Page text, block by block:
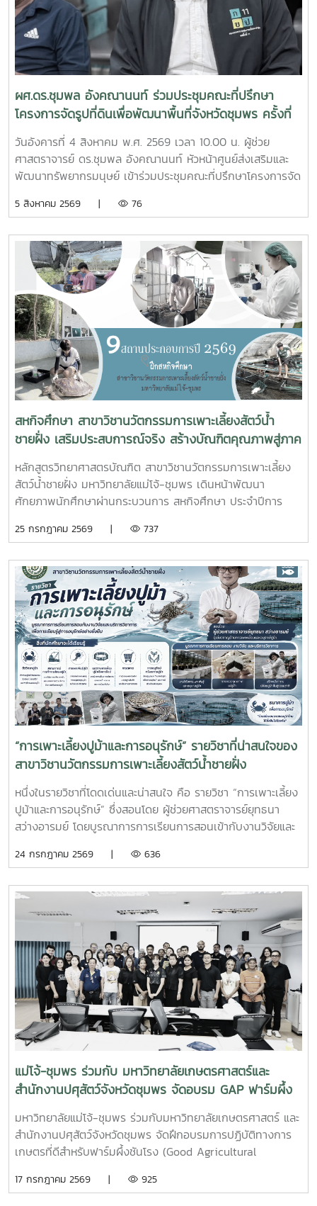
ผศ.ดร.ชุมพล อังคณานนท์ ร่วมประชุมคณะที่ปรึกษา
โครงการจัดรูปที่ดินเพื่อพัฒนาพื้นที่จังหวัดชุมพร ครั้งที่
2/2569
วันอังคารที่ 4 สิงหาคม พ.ศ. 2569 เวลา 10.00 น. ผู้ช่วย
ศาสตราจารย์ ดร.ชุมพล อังคณานนท์ หัวหน้าศูนย์ส่งเสริมและ
พัฒนาทรัพยากรมนุษย์ เข้าร่วมประชุมคณะที่ปรึกษาโครงการจัด
รวม สาย ก3 และ ก4ในเขตผังเมืองรวมชุมชนปากน้ำหลังสวน
ศาลากลางจังหวัดชุมพร โดยมีนายจักรพงศ์ นิลไพรัช ธนารักษ์
พื้นที่ชุมพร เป็นประธานในการประชุมในการนี้ นายอุดม จิตตวงค์
โยธาธิการและผังเมืองจังหวัดชุมพร พร้อมด้วยคณะที่ปรึกษา
โครงการจัดรูปที่ดินเพื่อพัฒนาพื้นที่ส่วนจังหวัดชุมพร บริเวณ
ถนนผังเมืองรวม สาย ก3 และก4 ในเขตผังเมืองรวมชุมชน
ปากน้ำหลังสวน เข้าร่วมการประชุมฯ ดังกล่าว เพื่อพิจารณาขอ
ความเห็นชอบค่าชดเชยต้นไม้และพืชผล และค่าชดเชยอาคารและ
สิ่งปลูกสร้างจากกองทุนจัดรูปที่ดินเพื่อพัฒนาพื้นที่มติที่ประชุม
รับทราบรายละเอียดราคาและเห็นควรให้เสนอคณะกรรมการ
จังหวัดขอรับเงินอุดหนุนจากกกองทุนจัดรูปเพื่อพัฒนาพื้นที่
5 สิงหาคม 2569 | 76
สหกิจศึกษา สาขาวิชานวัตกรรมการเพาะเลี้ยงสัตว์น้ำ
ชายฝั่ง เสริมประสบการณ์จริง สร้างบัณฑิตคุณภาพสู่ภาค
อุตสาหกรรมการผลิตสัตว์น้ำ
หลักสูตรวิทยาศาสตรบัณฑิต สาขาวิชานวัตกรรมการเพาะเลี้ยง
สัตว์น้ำชายฝั่ง มหาวิทยาลัยแม่โจ้-ชุมพร เดินหน้าพัฒนา
ศักยภาพนักศึกษาผ่านกระบวนการ สหกิจศึกษา ประจำปีการ
การและหน่วยงานภาคีเครือข่ายเป็นระยะเวลา 4 เดือน เพื่อให้
ความรู้จากห้องเรียนไปประยุกต์ใช้ในการทำงานจริงทั้งนี้ สหกิจ
ศึกษาเป็นส่วนสำคัญของการจัดการเรียนการสอน ที่มุ่งเน้นการ
ผลิตบัณฑิตให้มีความพร้อมทั้งด้านวิชาการและวิชาชีพ นักศึกษา
จะได้ฝึกทักษะการทำงานในสภาพแวดล้อมจริง เรียนรู้การแก้ไข
ปัญหาเฉพาะหน้า อดทน สู้งาน ซื่อสัตย์ มีสัมมาคารวะ ทำงาน
ร่วมกับผู้อื่นได้ และการปรับตัวให้เข้ากับองค์กร ตลอดจนพัฒนา
ทักษะวิชาชีพด้านการเพาะเลี้ยงสัตว์น้ำชายฝั่ง ให้สอดคล้องกับ
ความต้องการของภาคอุตสาหกรรมการผลิตสัตว์น้ำและอื่นๆที่
เกี่ยวข้อง
25 กรกฎาคม 2569 | 737
“การเพาะเลี้ยงปูม้าและการอนุรักษ์” รายวิชาที่น่าสนใจของ
สาขาวิชานวัตกรรมการเพาะเลี้ยงสัตว์น้ำชายฝั่ง
หนึ่งในรายวิชาที่โดดเด่นและน่าสนใจ คือ รายวิชา “การเพาะเลี้ยง
ปูม้าและการอนุรักษ์” ซึ่งสอนโดย ผู้ช่วยศาสตราจารย์ยุทธนา
สว่างอารมย์ โดยบูรณาการการเรียนการสอนเข้ากับงานวิจัยและ
และภาคปฏิบัติ ตั้งแต่ชีววิทยาและวงจรชีวิตของปูม้า การเพาะ
และการฟื้นฟูทรัพยากรปูม้าในพื้นที่ชายฝั่งนักศึกษาจะได้ลงพื้นที่
ปฏิบัติงานจริง ร่วมศึกษาวิจัยและทำกิจกรรมบริการวิชาการกับ
ชุมชน ภาคีเครือข่าย และหน่วยงานที่เกี่ยวข้อง เพื่อแลกเปลี่ยน
องค์ความรู้และร่วมกันพัฒนาแนวทางการอนุรักษ์ทรัพยากรทาง
ทะเล อันเป็นการสร้างประสบการณ์การเรียนรู้จากสถานการณ์
จริง พร้อมปลูกฝังความรับผิดชอบต่อสังคมและสิ่งแวดล้อม
24 กรกฎาคม 2569 | 636
แม่โจ้-ชุมพร ร่วมกับ มหาวิทยาลัยเกษตรศาสตร์และ
สำนักงานปศุสัตว์จังหวัดชุมพร จัดอบรม GAP ฟาร์มผึ้ง
ชันโรง ยกระดับมาตรฐานการเลี้ยงสู่การพัฒนาเศรษฐกิจ
ชุมชนอย่างยั่งยืน
มหาวิทยาลัยแม่โจ้-ชุมพร ร่วมกับมหาวิทยาลัยเกษตรศาสตร์ และ
สำนักงานปศุสัตว์จังหวัดชุมพร จัดฝึกอบรมการปฏิบัติทางการ
เกษตรที่ดีสำหรับฟาร์มผึ้งชันโรง (Good Agricultural
กรกฎาคม พ.ศ. 2569 ณ ห้องประชุมชั้นดาดฟ้า อาคารบุญรอด
17 กรกฎาคม 2569 | 925